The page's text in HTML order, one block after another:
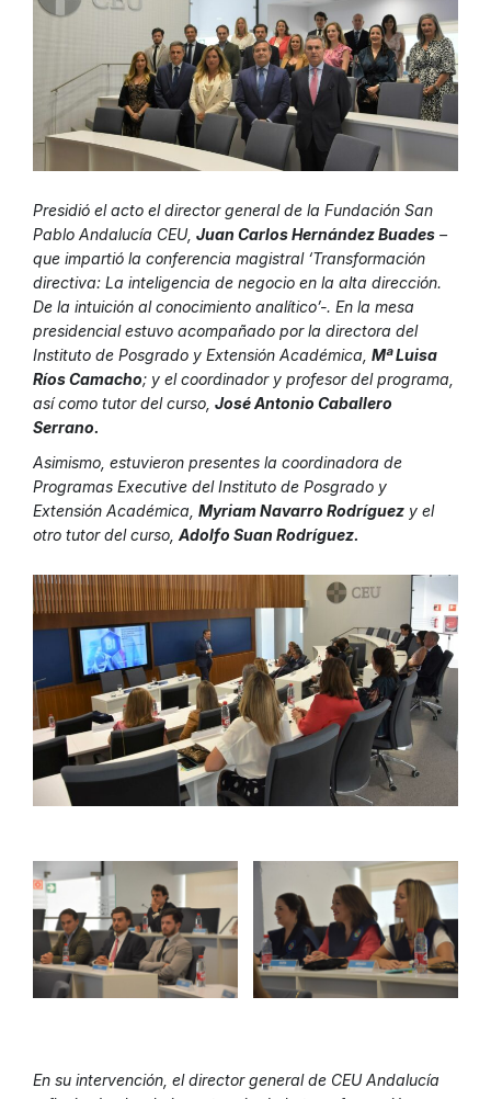
Presidió el acto el director general de la Fundación San
Pablo Andalucía CEU, Juan Carlos Hernández Buades –
que impartió la conferencia magistral ‘Transformación
directiva: La inteligencia de negocio en la alta dirección.
De la intuición al conocimiento analítico’-. En la mesa
presidencial estuvo acompañado por la directora del
Instituto de Posgrado y Extensión Académica, Mª Luisa
Ríos Camacho; y el coordinador y profesor del programa,
así como tutor del curso, José Antonio Caballero
Serrano.
Asimismo, estuvieron presentes la coordinadora de
Programas Executive del Instituto de Posgrado y
Extensión Académica, Myriam Navarro Rodríguez y el
otro tutor del curso, Adolfo Suan Rodríguez.
En su intervención, el director general de CEU Andalucía